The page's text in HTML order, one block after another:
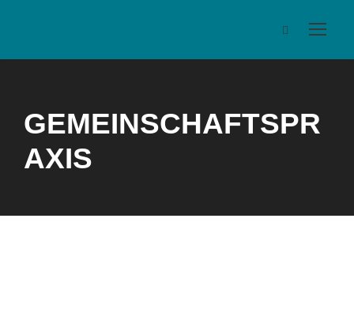
GEMEINSCHAFTSPR
AXIS